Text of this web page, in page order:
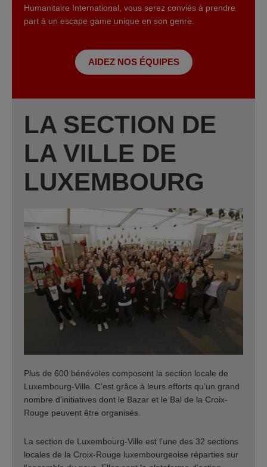
Humanitaire International, vous serez conviés à prendre
part à un escape game unique en son genre.
AIDEZ NOS ÉQUIPES
LA SECTION DE
LA VILLE DE
LUXEMBOURG
Plus de 600 bénévoles composent la section locale de
Luxembourg-Ville. C’est grâce à leurs efforts qu’un grand
nombre d’initiatives dont le Bazar et le Bal de la Croix-
Rouge peuvent être organisés.
La section de Luxembourg-Ville est l’une des 32 sections
locales de la Croix-Rouge luxembourgeoise réparties sur